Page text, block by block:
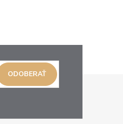
ODOBERAŤ